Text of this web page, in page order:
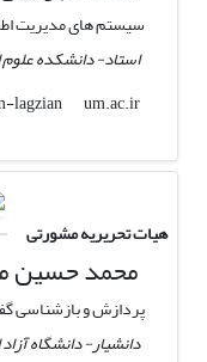
سیستم های مدیریت
استاد- دانشکده
m-lagzian
um.ac.ir
هیات تحریریه مشورتی
محمد حسین
پردازش و بازشناسی
دانشیار- دانشگاه